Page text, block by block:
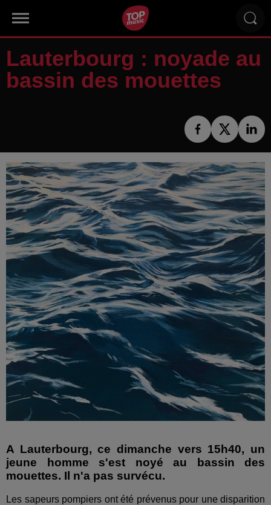
Lauterbourg : noyade au
bassin des mouettes
A Lauterbourg, ce dimanche vers 15h40, un
jeune homme s'est noyé au bassin des
mouettes. Il n'a pas survécu.
Les sapeurs pompiers ont été prévenus pour une disparition